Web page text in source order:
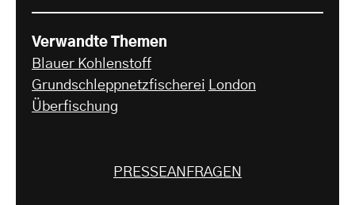
Verwandte Themen
Blauer Kohlenstoff
Grundschleppnetzfischerei London
Überfischung
PRESSEANFRAGEN